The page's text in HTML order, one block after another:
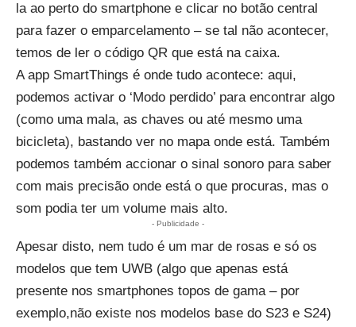
la ao perto do smartphone e clicar no botão central
para fazer o emparcelamento – se tal não acontecer,
temos de ler o código QR que está na caixa.
A app SmartThings é onde tudo acontece: aqui,
podemos activar o ‘Modo perdido’ para encontrar algo
(como uma mala, as chaves ou até mesmo uma
bicicleta), bastando ver no mapa onde está. Também
podemos também accionar o sinal sonoro para saber
com mais precisão onde está o que procuras, mas o
som podia ter um volume mais alto.
- Publicidade -
Apesar disto, nem tudo é um mar de rosas e só os
modelos que tem UWB (algo que apenas está
presente nos smartphones topos de gama – por
exemplo,não existe nos modelos base do S23 e S24)